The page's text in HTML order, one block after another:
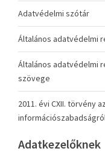
Adatvédelmi szótár
Általános adatvédelmi
Általános adatvédelmi
szövege
2011. évi CXII. törvény
Adatkezelőknek